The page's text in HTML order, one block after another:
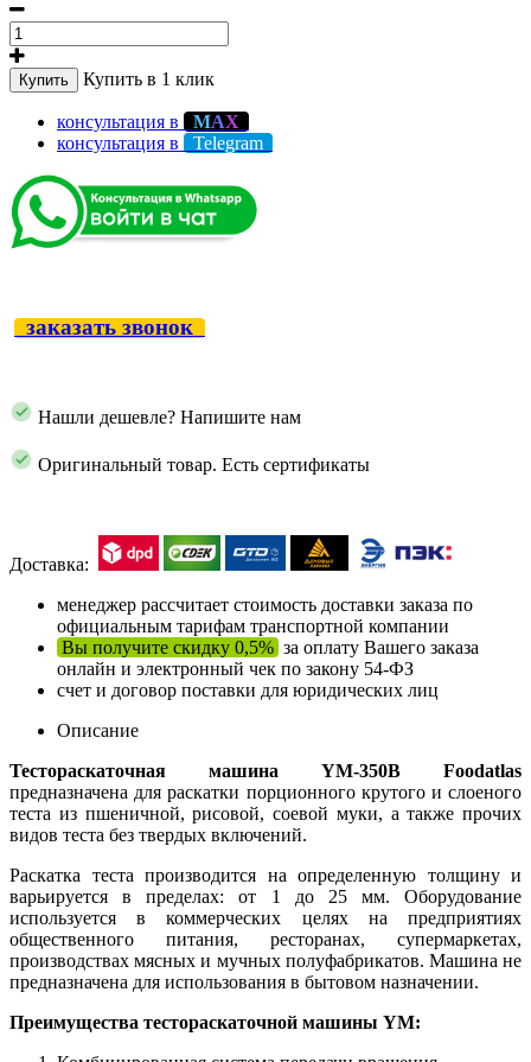
Купить Купить в 1 клик
консультация в МАХ
консультация в Telegram
заказать звонок
Нашли дешевле? Напишите нам
Оригинальный товар. Есть сертификаты
Доставка:
менеджер рассчитает стоимость доставки заказа по
официальным тарифам транспортной компании
Вы получите скидку 0,5% за оплату Вашего заказа
онлайн и электронный чек по закону 54-ФЗ
счет и договор поставки для юридических лиц
Описание
Тестораскаточная машина YM-350B Foodаtlas
предназначена для раскатки порционного крутого и слоеного
теста из пшеничной, рисовой, соевой муки, а также прочих
видов теста без твердых включений.
Раскатка теста производится на определенную толщину и
варьируется в пределах: от 1 до 25 мм. Оборудование
используется в коммерческих целях на предприятиях
общественного питания, ресторанах, супермаркетах,
производствах мясных и мучных полуфабрикатов. Машина не
предназначена для использования в бытовом назначении.
Преимущества тестораскаточной машины YM: